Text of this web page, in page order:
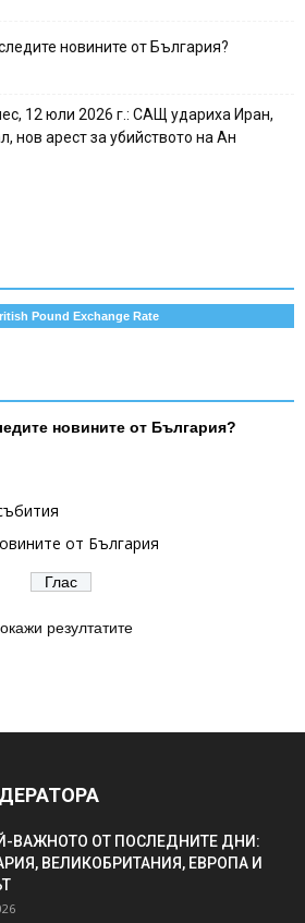
новините от България?
12 юли 2026 г.: САЩ удариха Иран,
нов арест за убийството на Ан
Pound Exchange Rate
новините от България?
от България
резултатите
ВАЖНОТО ОТ ПОСЛЕДНИТЕ ДНИ:
ВЕЛИКОБРИТАНИЯ, ЕВРОПА И